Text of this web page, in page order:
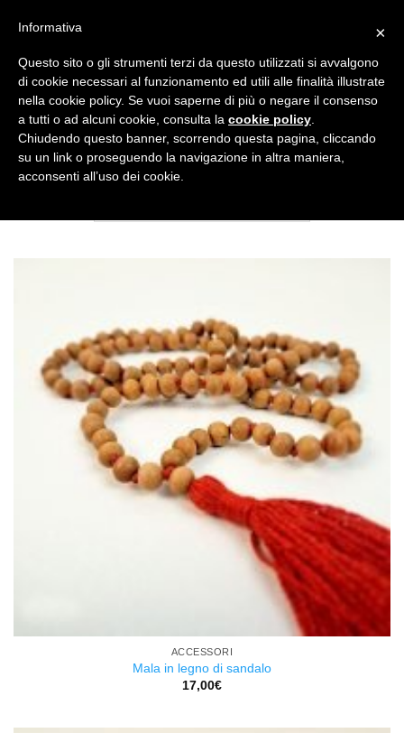
contenuti
NEWSLETTER
PRODOTTI TAGGATI “JAPA MALA”
ACCESSORI
Mala in legno di sandalo
17,00€
×
Informativa
Questo sito o gli strumenti terzi da questo utilizzati si avvalgono
di cookie necessari al funzionamento ed utili alle finalità illustrate
nella cookie policy. Se vuoi saperne di più o negare il consenso
a tutti o ad alcuni cookie, consulta la cookie policy
Chiudendo questo banner, scorrendo questa pagina, cliccando
su un link o proseguendo la navigazione in altra maniera,
acconsenti all’uso dei cookie.